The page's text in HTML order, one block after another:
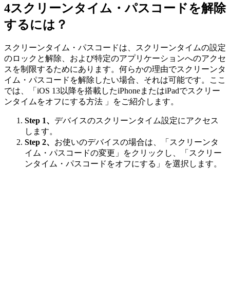
4スクリーンタイム・パスコードを解除
するには？
スクリーンタイム・パスコードは、スクリーンタイムの設定
のロックと解除、および特定のアプリケーションへのアクセ
スを制限するためにあります。何らかの理由でスクリーンタ
イム・パスコードを解除したい場合、それは可能です。ここ
では、「iOS 13以降を搭載したiPhoneまたはiPadでスクリー
ンタイムをオフにする方法 」をご紹介します。
Step 1、 デバイスのスクリーンタイム設定にアクセス
します。
Step 2、 お使いのデバイスの場合は、「スクリーンタ
イム・パスコードの変更」をクリックし、「スクリー
ンタイム・パスコードをオフにする」を選択します。